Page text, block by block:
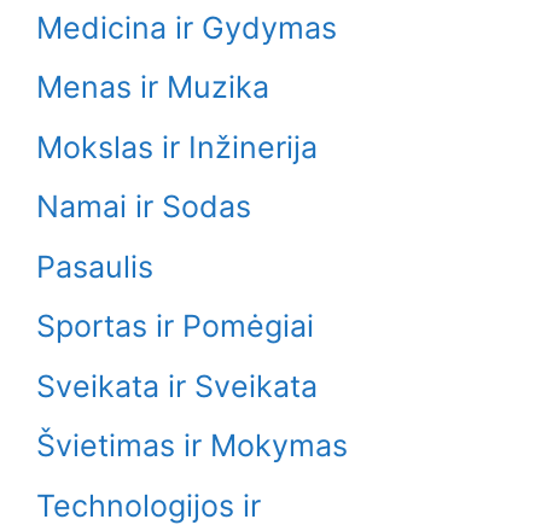
Medicina ir Gydymas
Menas ir Muzika
Mokslas ir Inžinerija
Namai ir Sodas
Pasaulis
Sportas ir Pomėgiai
Sveikata ir Sveikata
Švietimas ir Mokymas
Technologijos ir